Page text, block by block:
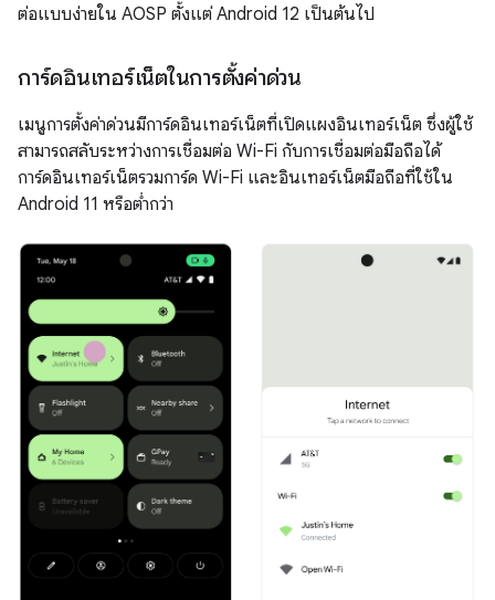
ต่อแบบง่ายใน AOSP ตั้งแต่ Android 12 เป็นต้นไป
การ์ดอินเทอร์เน็ตในการตั้งค่าด่วน
เมนูการตั้งค่าด่วนมีการ์ดอินเทอร์เน็ตที่เปิดแผงอินเทอร์เน็ต ซึ่งผู้ใช้
สามารถสลับระหว่างการเชื่อมต่อ Wi-Fi กับการเชื่อมต่อมือถือได้
การ์ดอินเทอร์เน็ตรวมการ์ด Wi-Fi และอินเทอร์เน็ตมือถือที่ใช้ใน
Android 11 หรือต่ำกว่า